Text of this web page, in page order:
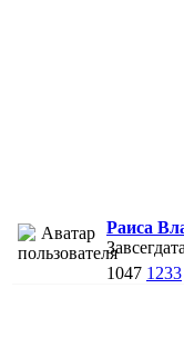
Раиса
1047 1233